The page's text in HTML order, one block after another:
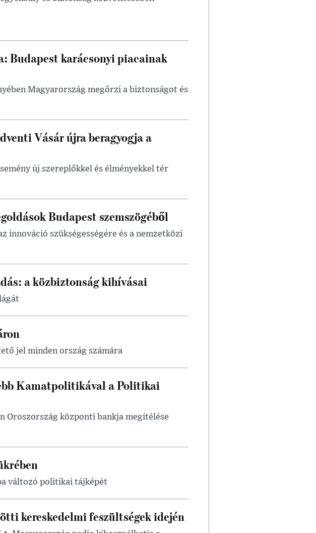
Budapest karácsonyi piacainak
Magyarország megőrzi a biztonságot és
Vásár újra beragyogja a
új szereplőkkel és élményekkel tér
Budapest szemszögéből
innováció szükségességére és a nemzetközi
a közbiztonság kihívásai
jel minden ország számára
Kamatpolitikával a Politikai
Oroszország központi bankja megítélése
változó politikai tájképét
kereskedelmi feszültségek idején